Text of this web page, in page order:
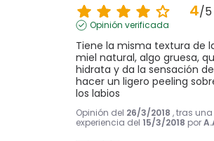
4/5
Opinión verificada
Tiene la misma textura de
miel natural, algo gruesa,
hidrata y da la sensación de
hacer un ligero peeling
los labios
Opinión del 26/3/2018 , tras una
experiencia del 15/3/2018 por